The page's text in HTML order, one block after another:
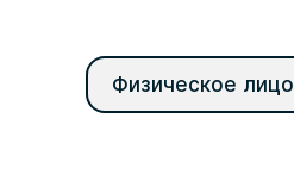
Физическое лицо